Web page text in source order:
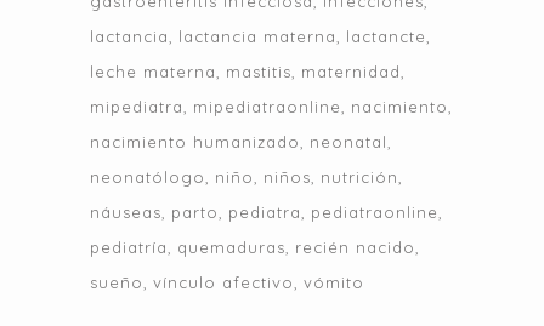
lactancia
lactancia materna
lactancte
leche materna
mastitis
maternidad
mipediatra
mipediatraonline
nacimiento
nacimiento humanizado
neonatal
neonatólogo
niño niños
nutrición
náuseas
parto pediatra
pediatraonline
pediatría
quemaduras
recién nacido
sueño
vínculo afectivo vómito